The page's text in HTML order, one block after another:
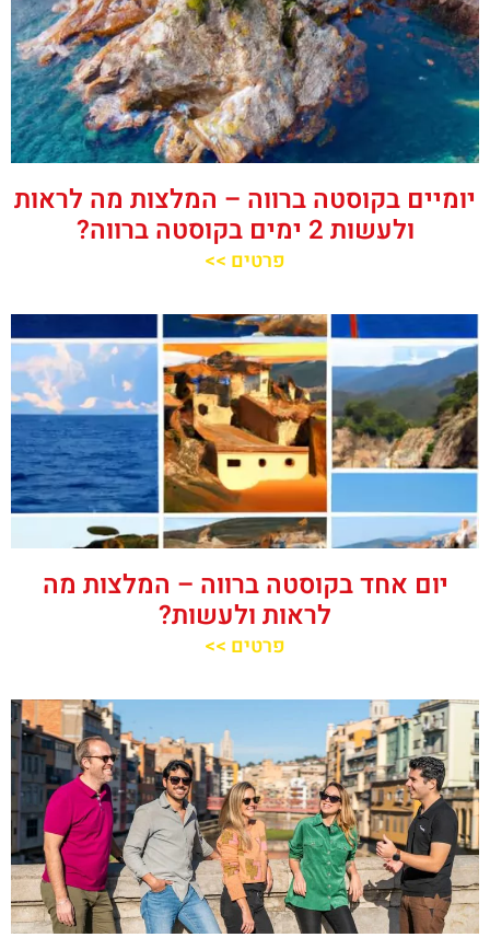
יומיים בקוסטה ברווה – המלצות מה לראות
ולעשות 2 ימים בקוסטה ברווה?
פרטים >>
יום אחד בקוסטה ברווה – המלצות מה
לראות ולעשות?
פרטים >>